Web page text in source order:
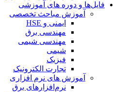
فایل‌ها و دوره های آموزشی
آموزش مباحث تخصصی
ایمنی و HSE
مهندسی برق
مهندسی شیمی
شیمی
فیزیک
تجارت الکترونیک
آموزش های نرم افزاری
نرم‌افزارهای برق